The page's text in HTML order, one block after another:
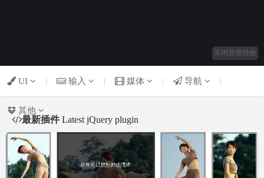
关闭背景特效
UI | 输入 | 媒体 | 导航 |
其他
最新插件 Latest jQuery plugin